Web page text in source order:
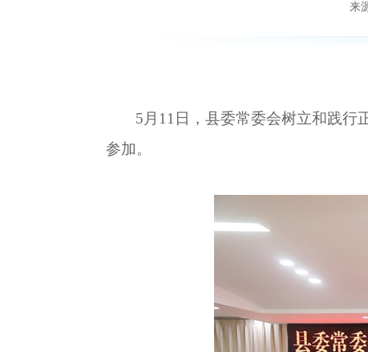
来
5月11日，县委常委会树立和践行
参加。